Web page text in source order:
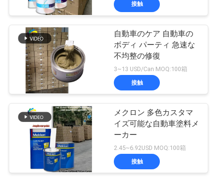
接触
自動車のケア 自動車の
ボディ パーティ 急速な
不均整の修復
3~13 USD/Can MOQ:100箱
接触
メクロン 多色カスタマ
イズ可能な自動車塗料メ
ーカー
2.45~6.92USD MOQ:100箱
接触